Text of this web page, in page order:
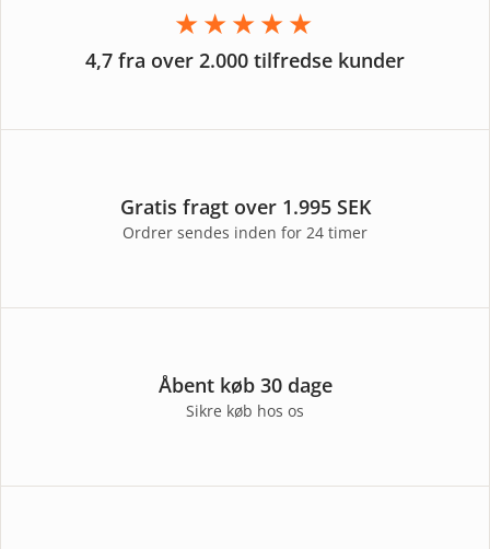
★★★★★
4,7 fra over 2.000 tilfredse kunder
Gratis fragt over 1.995 SEK
Ordrer sendes inden for 24 timer
Åbent køb 30 dage
Sikre køb hos os